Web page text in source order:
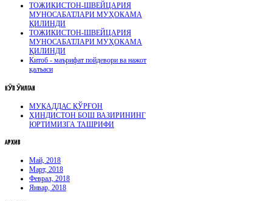
ТОЖИКИСТОН-ШВЕЙЦАРИЯ
МУНОСАБАТЛАРИ МУҲОКАМА
ҚИЛИНДИ
ТОЖИКИСТОН-ШВЕЙЦАРИЯ
МУНОСАБАТЛАРИ МУҲОКАМА
ҚИЛИНДИ
Китоб - маърифат пойдевори ва нажот
қалъаси
КӮП ӮҚИЛГАН
МУҚАДДАС ҚЎРҒОН
ҲИНДИСТОН БОШ ВАЗИРИНИНГ
ЮРТИМИЗГА ТАШРИФИ
АРХИВ
Май, 2018
Март, 2018
Феврал, 2018
Январ, 2018